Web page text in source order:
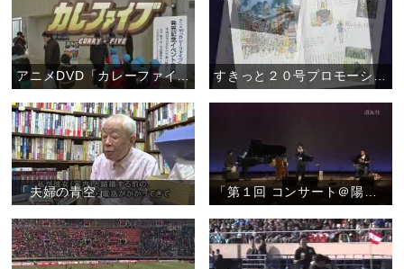
すきっと２０号プロモーションムービー
「夫婦の青空」